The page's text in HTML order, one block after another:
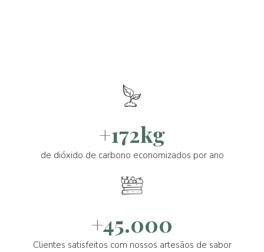
+172kg
de dióxido de carbono economizados por ano
+45.000
Clientes satisfeitos com nossos artesãos de sabor